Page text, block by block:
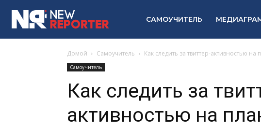
САМОУЧИТЕЛЬ
Домой Самоучитель Как следить за твиттер-активностью
Самоучитель
Как следить за
активностью на